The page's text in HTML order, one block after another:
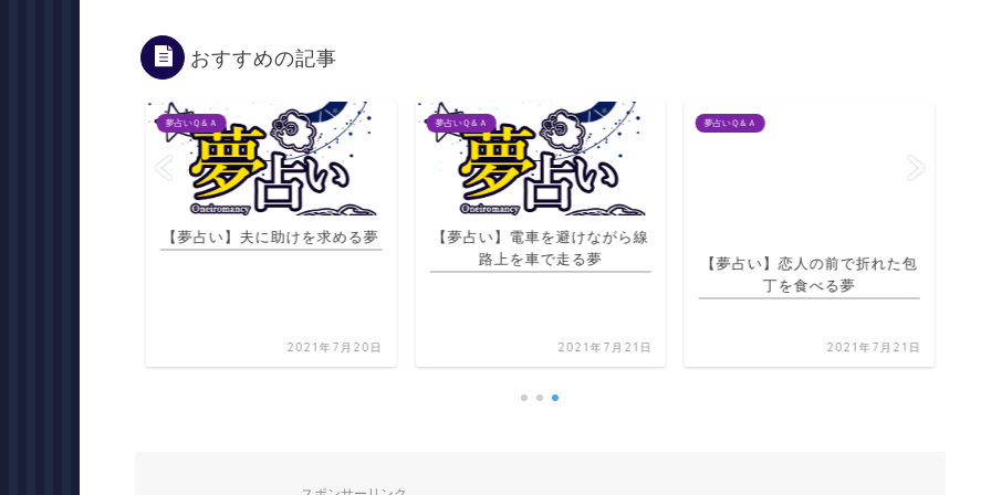
おすすめの記事
夢占いＱ＆Ａ
【夢占い】夫に助けを求める夢
2021年7月20日
夢占いＱ＆Ａ
【夢占い】電車を避けながら線
路上を車で走る夢
2021年7月21日
夢占いＱ＆Ａ
丁を食べる夢
2021年7月21日